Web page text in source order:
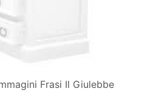
Frasi Il Giulebbe